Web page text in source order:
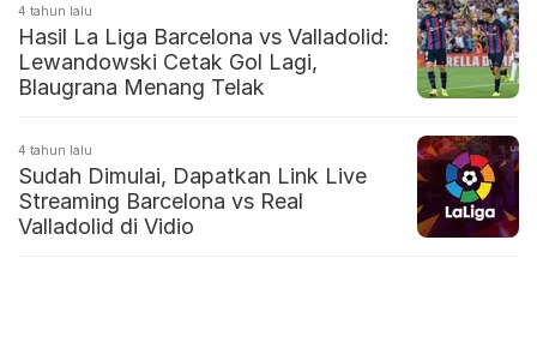
4 tahun lalu
Hasil La Liga Barcelona vs Valladolid:
Lewandowski Cetak Gol Lagi,
Blaugrana Menang Telak
4 tahun lalu
Sudah Dimulai, Dapatkan Link Live
Streaming Barcelona vs Real
Valladolid di Vidio